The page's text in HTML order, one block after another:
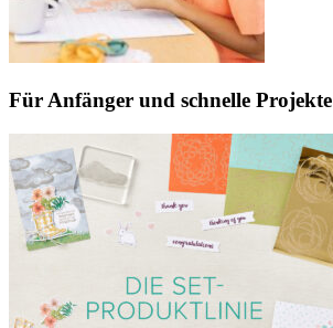
Für Anfänger und schnelle Projekte